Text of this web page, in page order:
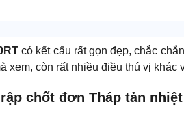
có kết cấu rất gọn đẹp, chắc
xem, còn rất nhiều điều thú vị khác
chốt đơn Tháp tản